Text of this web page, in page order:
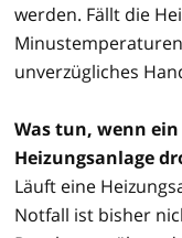
werden. Fällt die
unverzügliches
Was tun, wenn
Heizungsanlage
Läuft eine
Notfall ist bisher